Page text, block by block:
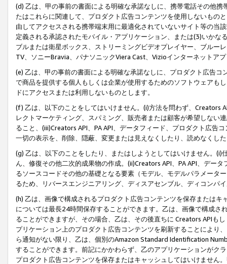
(d) 乙は、甲の事前の書面による明確な承諾なしに、携帯電話その他
たはこれらに関連して、プロダクト広告コンテンツを使用しないもの
由してアクセスされる携帯端末用に最適化されていないサイト等の当
定義される承認されたモバイル・アプリケーション、または(3)いか
ブルまたは衛星ボックス、ストリーミングビデオプレイヤー、ブルー
TV、ソニーBravia、パナソニックViera Cast、Vizioインターネットア
(e) 乙は、甲の事前の書面による明確な承諾なしに、プロダクト広告
で商品を提供する個人もしくは企業が使用するためのソフトウェアも
ドにアクセスまたは利用しないものとします。
(f) 乙は、以下のことをしてはいけません。(i)方法を問わず、Creators
レクトマーケティング、スパミング、販売者または顧客が希望しない
ること、(iii)Creators API、PA API、データフィード、プロダクト広告
一切の表示を、削除、隠蔽、変更または見えなくしたり、読めなくし
(g) 乙は、以下のことをしたり、またはしようとしてはいけません。
ん、修復その他二次的成果物の作成。(ii)Creators API、PA API、デー
るソースコードその他の基礎となる要素（モデル、モデルパラメータ
るため、リバースエンジニアリング、ディスアセンブル、ディコンパ
(h) 乙は、画像で構成されるプロダクト広告コンテンツを保存または
については最長24時間保存することができます。乙は、画像で構成
ることができますが、その場合、乙は、その後直ちに Creators APIも
プリケーション上のプロダクト広告コンテンツを刷新することにより
ら通知がない限り、乙は、個別のAmazon Standard Identification
することができます。前記にかかわらず、乙のアプリケーションがク
プロダクト広告コンテンツを保存またはキャッシュしてはいけません